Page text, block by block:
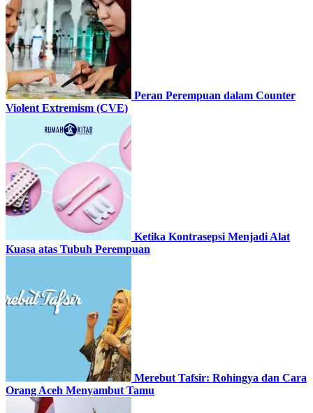
Peran Perempuan dalam Counter
Violent Extremism (CVE)
Ketika Kontrasepsi Menjadi Alat
Kuasa atas Tubuh Perempuan
Merebut Tafsir: Rohingya dan Cara
Orang Aceh Menyambut Tamu